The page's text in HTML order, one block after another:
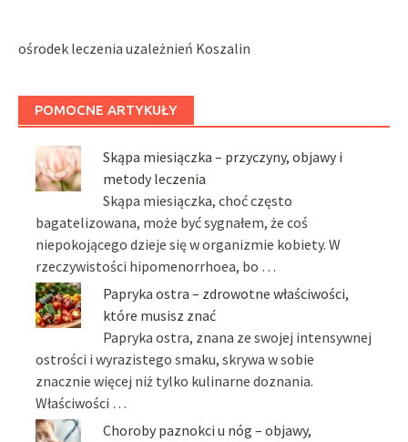
ośrodek leczenia uzależnień Koszalin
POMOCNE ARTYKUŁY
Skąpa miesiączka – przyczyny, objawy i
metody leczenia
Skąpa miesiączka, choć często
bagatelizowana, może być sygnałem, że coś
niepokojącego dzieje się w organizmie kobiety. W
rzeczywistości hipomenorrhoea, bo …
Papryka ostra – zdrowotne właściwości,
które musisz znać
Papryka ostra, znana ze swojej intensywnej
ostrości i wyrazistego smaku, skrywa w sobie
znacznie więcej niż tylko kulinarne doznania.
Właściwości …
Choroby paznokci u nóg – objawy,